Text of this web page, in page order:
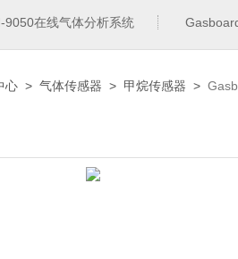
9050在线气体分析系统
心 > 气体传感器 > 甲烷传感器 >